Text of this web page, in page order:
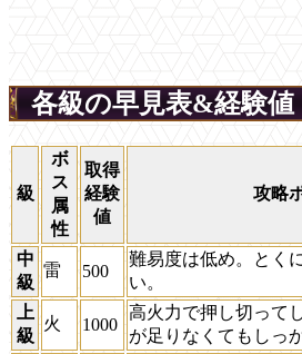
各級の早見表&経験値
級
ボ
ス
属
性
取得
経験
値
攻略
中
級
雷 500
難易度は低め。とく
い。
上
級
火 1000
高火力で押し切って
が足りなくてもしっ